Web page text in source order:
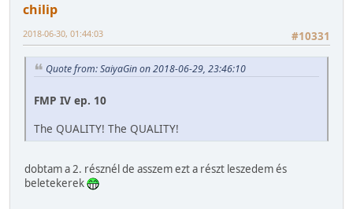
chilip
#10331
2018-06-30, 01:44:03
Quote from: SaiyaGin on 2018-06-29, 23:46:10
FMP IV ep. 10
The QUALITY! The QUALITY!
dobtam a 2. résznél de asszem ezt a részt leszedem és
beletekerek